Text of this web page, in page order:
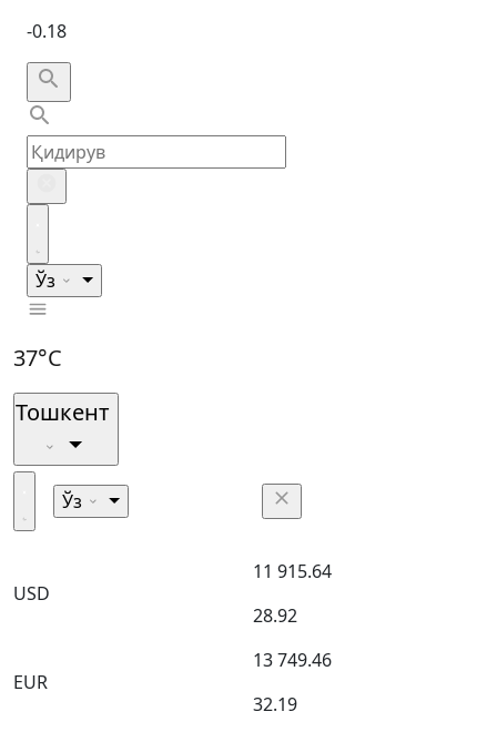
-0.18
Ўз
37°C
Тошкент
Ўз
USD
11 915.64
28.92
EUR
13 749.46
32.19